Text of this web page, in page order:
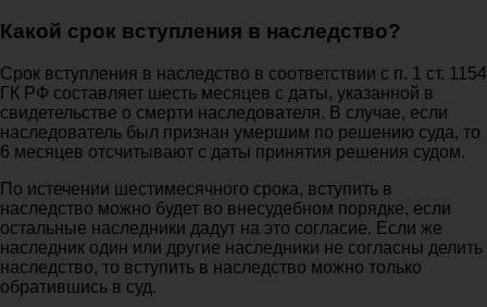
Какой срок вступления в наследство?
Срок вступления в наследство в соответствии с п. 1 ст. 1154
ГК РФ составляет шесть месяцев с даты, указанной в
свидетельстве о смерти наследователя. В случае, если
наследователь был признан умершим по решению суда, то
6 месяцев отсчитывают с даты принятия решения судом.
По истечении шестимесячного срока, вступить в
наследство можно будет во внесудебном порядке, если
остальные наследники дадут на это согласие. Если же
наследник один или другие наследники не согласны делить
наследство, то вступить в наследство можно только
обратившись в суд.